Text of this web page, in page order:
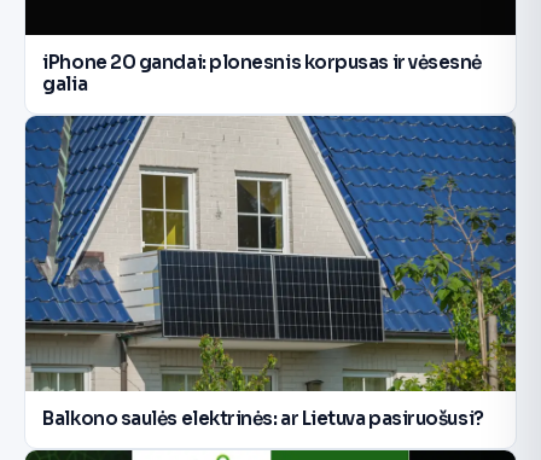
iPhone 20 gandai: plonesnis korpusas ir vėsesnė
galia
Balkono saulės elektrinės: ar Lietuva pasiruošusi?